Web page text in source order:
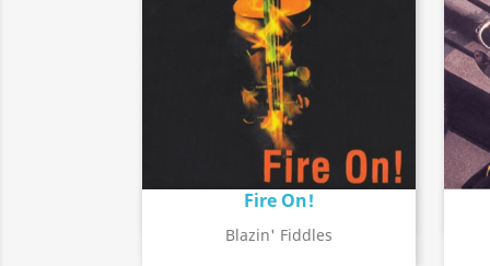
Fire On!
Blazin' Fiddles
Détail de l'album